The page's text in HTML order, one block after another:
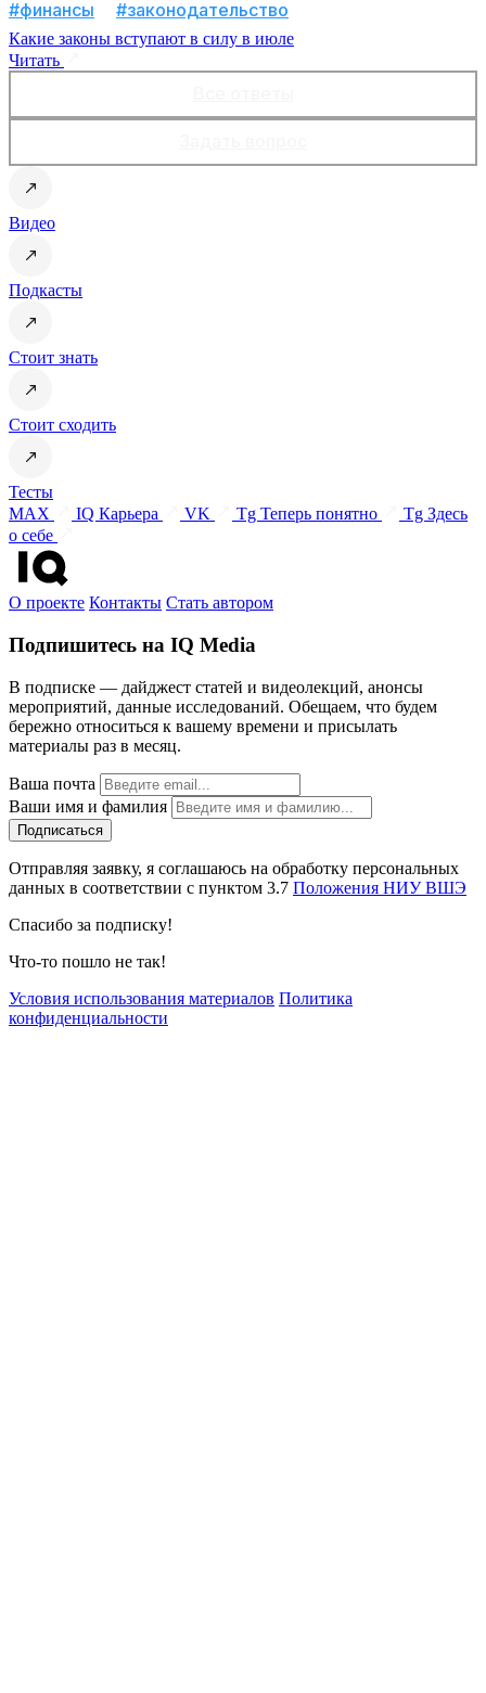
#финансы #законодательство
Какие законы вступают в силу в июле
Читать
Видео
Подкасты
Стоит знать
Стоит сходить
Тесты
MAX
IQ Карьера VK Tg Теперь понятно
Tg Здесь
о себе
О проекте Контакты Стать автором
Подпишитесь на IQ Media
В подписке — дайджест статей и видеолекций, анонсы
мероприятий, данные исследований. Обещаем, что будем
бережно относиться к вашему времени и присылать
материалы раз в месяц.
Ваша почта
Ваши имя и фамилия
Отправляя заявку, я соглашаюсь на обработку персональных
данных в соответствии с пунктом 3.7 Положения НИУ ВШЭ
Спасибо за подписку!
Что-то пошло не так!
Условия использования материалов Политика
конфиденциальности